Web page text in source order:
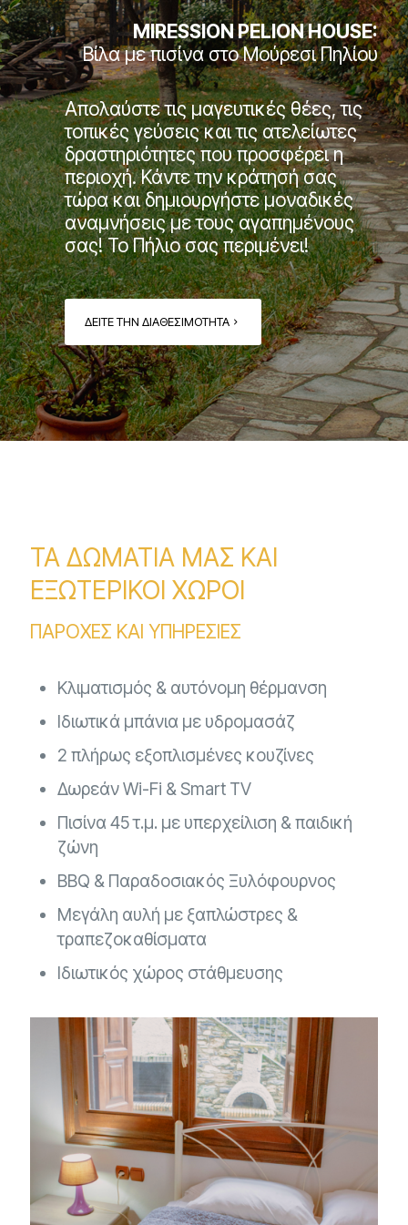
MIRESSION PELION HOUSE:
Βίλα με πισίνα στο Μούρεσι Πηλίου
Απολαύστε τις μαγευτικές θέες, τις
τοπικές γεύσεις και τις ατελείωτες
δραστηριότητες που προσφέρει η
περιοχή. Κάντε την κράτησή σας
τώρα και δημιουργήστε μοναδικές
αναμνήσεις με τους αγαπημένους
σας! Το Πήλιο σας περιμένει!
ΔΕΙΤΕ ΤΗΝ ΔΙΑΘΕΣΙΜΟΤΗΤΑ
ΤΑ ΔΩΜΑΤΙΑ ΜΑΣ ΚΑΙ
ΕΞΩΤΕΡΙΚΟΙ ΧΩΡΟΙ
ΠΑΡΟΧΕΣ ΚΑΙ ΥΠΗΡΕΣΙΕΣ
Κλιματισμός & αυτόνομη θέρμανση
Ιδιωτικά μπάνια με υδρομασάζ
2 πλήρως εξοπλισμένες κουζίνες
Δωρεάν Wi-Fi & Smart TV
Πισίνα 45 τ.μ. με υπερχείλιση & παιδική
ζώνη
BBQ & Παραδοσιακός Ξυλόφουρνος
Μεγάλη αυλή με ξαπλώστρες &
τραπεζοκαθίσματα
Ιδιωτικός χώρος στάθμευσης